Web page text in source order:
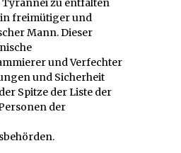
Tyrannei zu entfalten
freimütiger und
Mann. Dieser
und Verfechter
und Sicherheit
Spitze der Liste der
der